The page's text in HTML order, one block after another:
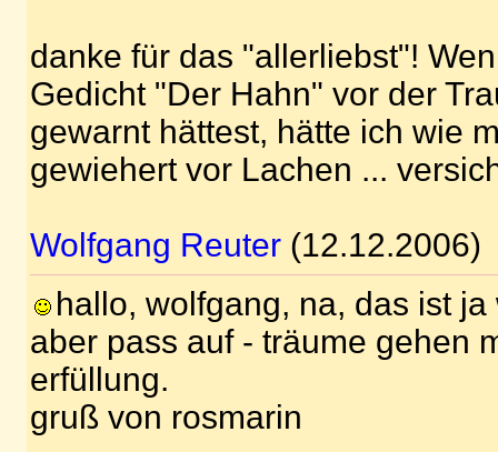
danke für das "allerliebst"!
Gedicht "Der Hahn" vor der
gewarnt hättest, hätte ich wie
gewiehert vor Lachen ...
Wolfgang Reuter (12.12.2006)
hallo, wolfgang, na, das ist
aber pass auf - träume gehen
erfüllung.
gruß von rosmarin